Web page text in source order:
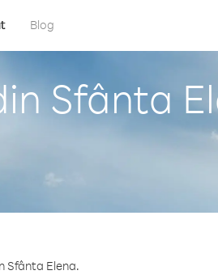
Blog
Sfânta
Sfânta Elena.